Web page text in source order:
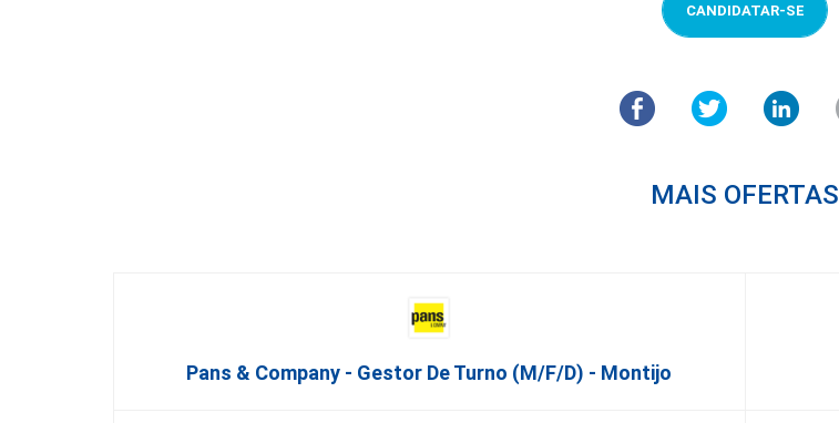
CANDIDATAR-SE
MAIS OFERTAS
Pans & Company - Gestor De Turno (m/f/d) - Montijo